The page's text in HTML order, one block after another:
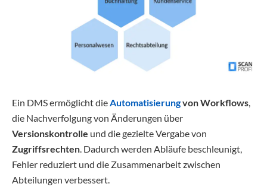
Ein DMS ermöglicht dieAutomatisierungvon Workflows,
die Nachverfolgung von Änderungen über
Versionskontrolle und die gezielte Vergabe von
Zugriffsrechten. Dadurch werden Abläufe beschleunigt,
Fehler reduziert und die Zusammenarbeit zwischen
Abteilungen verbessert.